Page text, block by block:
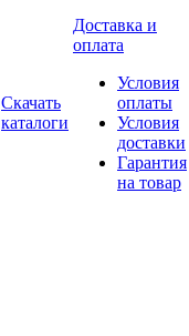
Скачать
каталоги
Доставка и
оплата
Условия
оплаты
Условия
доставки
Гарантия
на товар